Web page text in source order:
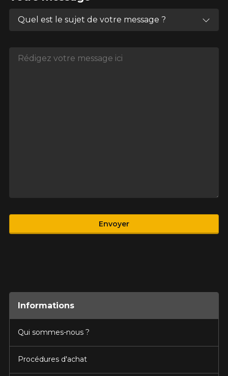
Produit
Envoyer
Informations
Qui sommes-nous ?
Procédures d'achat